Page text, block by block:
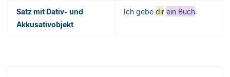
Satz mit Dativ- und
Akkusativobjekt
Ich gebe dir ein Buch.